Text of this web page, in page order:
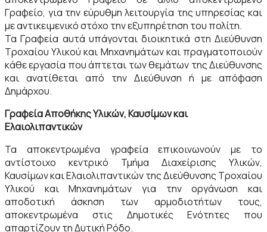
Γραφείο, για την εύρυθμη λειτουργία της υπηρεσίας και
με αντικειμενικό στόχο την εξυπηρέτηση του πολίτη.
Τα Γραφεία αυτά υπάγονται διοικητικά στη Διεύθυνση
Τροχαίου Υλικού και Μηχανημάτων και πραγματοποιούν
κάθε εργασία που άπτεται των θεμάτων της Διεύθυνσης
και ανατίθεται από την Διεύθυνση ή με απόφαση
Δημάρχου.
Γραφεία Αποθήκης Υλικών, Καυσίμων και
Ελαιολιπαντικών
Τα αποκεντρωμένα γραφεία επικοινωνούν με το
αντίστοιχο κεντρικό Τμήμα Διαχείρισης Υλικών,
Καυσίμων και Ελαιολιπαντικών της Διεύθυνσης Τροχαίου
Υλικού και Μηχανημάτων για την οργάνωση και
αποδοτική άσκηση των αρμοδιοτήτων τους,
αποκεντρωμένα στις Δημοτικές Ενότητες που
απαρτίζουν τη Δυτική Ρόδο.